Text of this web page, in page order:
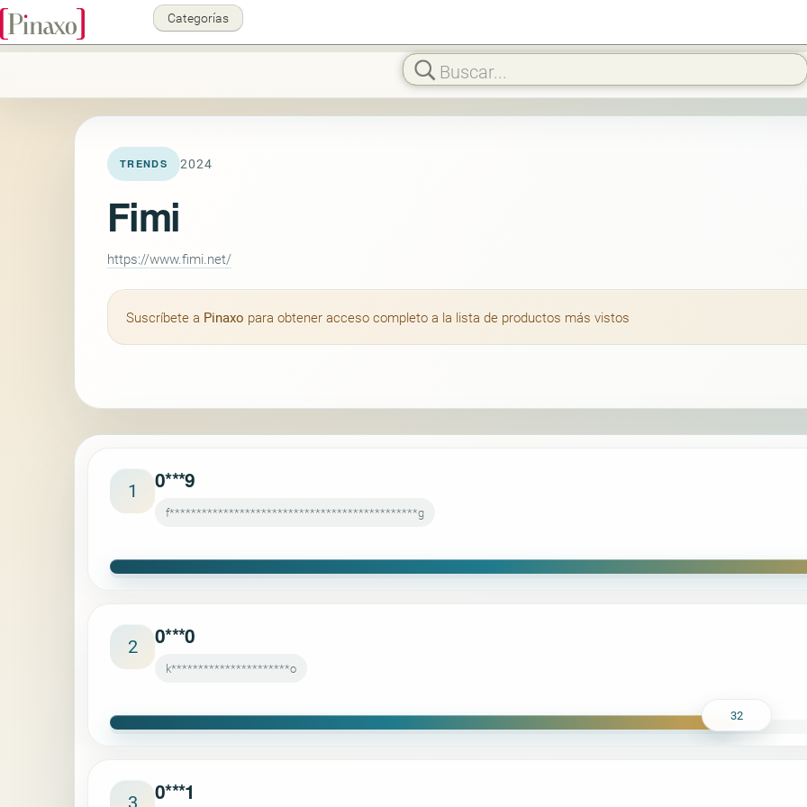
Categorías
TRENDS 2024
Fimi
https://www.fimi.net/
Suscríbete a Pinaxo para obtener acceso completo a la lista de productos más vistos
1 0***9
f**********************************************g
2 0***0
k**********************o
32
3 0***1